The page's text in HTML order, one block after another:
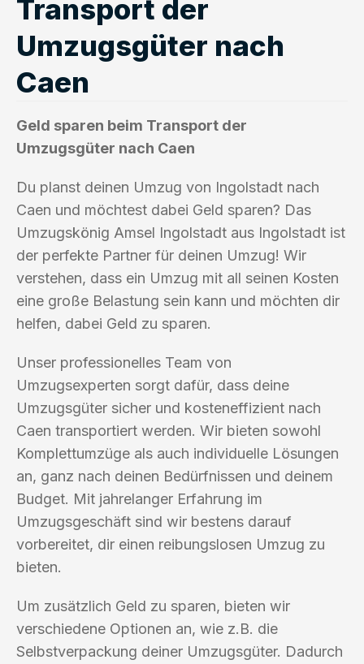
Transport der
Umzugsgüter nach
Caen
Geld sparen beim Transport der
Umzugsgüter nach Caen
Du planst deinen Umzug von Ingolstadt nach
Caen und möchtest dabei Geld sparen? Das
Umzugskönig Amsel Ingolstadt aus Ingolstadt ist
der perfekte Partner für deinen Umzug! Wir
verstehen, dass ein Umzug mit all seinen Kosten
eine große Belastung sein kann und möchten dir
helfen, dabei Geld zu sparen.
Unser professionelles Team von
Umzugsexperten sorgt dafür, dass deine
Umzugsgüter sicher und kosteneffizient nach
Caen transportiert werden. Wir bieten sowohl
Komplettumzüge als auch individuelle Lösungen
an, ganz nach deinen Bedürfnissen und deinem
Budget. Mit jahrelanger Erfahrung im
Umzugsgeschäft sind wir bestens darauf
vorbereitet, dir einen reibungslosen Umzug zu
bieten.
Um zusätzlich Geld zu sparen, bieten wir
verschiedene Optionen an, wie z.B. die
Selbstverpackung deiner Umzugsgüter. Dadurch